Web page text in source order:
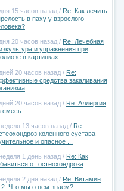
15 часов назад / Re: Как лечить
в паху у взрослого
20 часов назад / Re: Лечебная
и упражнения при
в картинках
20 часов назад / Re:
средства закаливания
20 часов назад / Re: Аллергия
смесь
13 часов назад / Re:
коленного сустава -
и опасное ...
1 день назад / Re: Как
от остеохондроза
2 дня назад / Re: Витамин
Что мы о нем знаем?